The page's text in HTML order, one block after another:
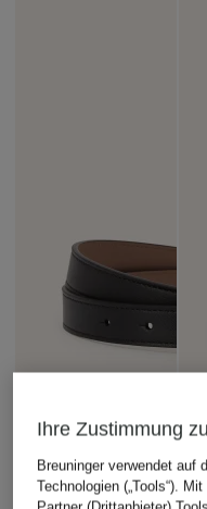
Ihre Zustimmung
Breuninger verwendet auf
Technologien („Tools“).